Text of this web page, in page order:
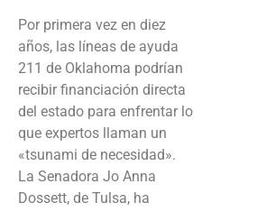
Por primera vez en diez
años, las líneas de ayuda
211 de Oklahoma podrían
recibir financiación directa
del estado para enfrentar lo
que expertos llaman un
«tsunami de necesidad».
La Senadora Jo Anna
Dossett, de Tulsa, ha